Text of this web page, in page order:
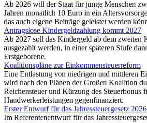
Ab 2026 will der Staat für junge Menschen
Jahren monatlich 10 Euro in ein
das auch eigene Beiträge geleistet werden
Antragslose Kindergeldzahlung kommt 2027
Ab 2027 soll das Kindergeld ab dem zweiten
ausgezahlt werden, in einer späteren Stufe
Erstgeborene.
Koalitionspläne zur Einkommensteuerreform
Eine Entlastung von niedrigen und mittleren
wird nach den Plänen der Großen Koalition
Reichensteuer und Kürzung des Steuerbonus
Handwerkerleistungen gegenfinanziert.
Erster Entwurf für das Jahressteuergesetz 2026
Im Referentenentwurf für das